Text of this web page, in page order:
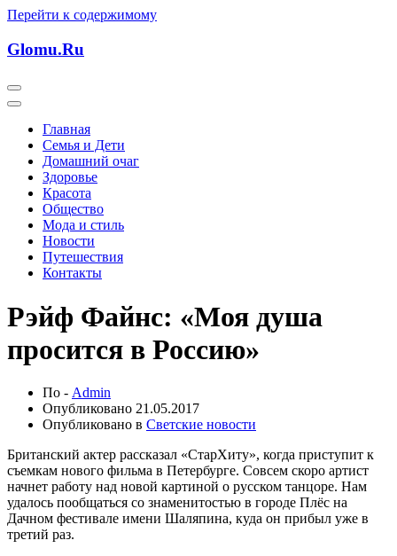
Перейти к содержимому
Glomu.Ru
Главная
Семья и Дети
Домашний очаг
Здоровье
Красота
Общество
Мода и стиль
Новости
Путешествия
Контакты
Рэйф Файнс: «Моя душа
просится в Россию»
По - Admin
Опубликовано 21.05.2017
Опубликовано в Светские новости
Британский актер рассказал «СтарХиту», когда приступит к
съемкам нового фильма в Петербурге. Совсем скоро артист
начнет работу над новой картиной о русском танцоре. Нам
удалось пообщаться со знаменитостью в городе Плёс на
Дачном фестивале имени Шаляпина, куда он прибыл уже в
третий раз.